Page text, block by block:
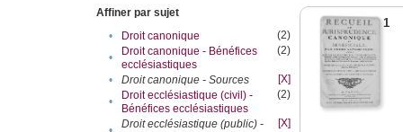
Affiner par sujet
•
Droit canonique
(2)
•
Droit canonique - Bénéfices
ecclésiastiques
(2)
• Droit canonique - Sources
[X]
•
Droit ecclésiastique (civil) -
Bénéfices ecclésiastiques
(2)
Droit ecclésiastique (public) -
[X]
1